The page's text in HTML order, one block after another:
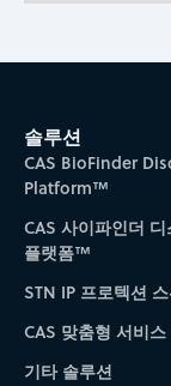
솔루션
CAS BioFinder
Platform™
CAS 사이파인더
플랫폼™
STN IP 프로텍션
CAS 맞춤형 서비스
기타 솔루션